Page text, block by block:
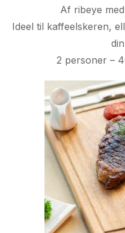
Af ribeye
Ideel til kaffeelskeren,
2 personer –